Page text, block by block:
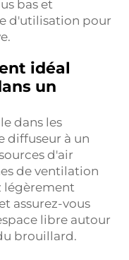
bas et
d'utilisation pour
idéal
un
dans les
diffuseur à un
d'air
de ventilation
légèrement
assurez-vous
libre autour
brouillard.